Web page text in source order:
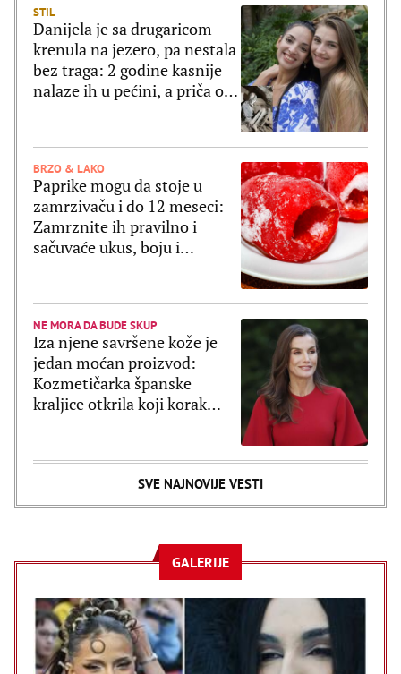
STIL
Danijela je sa drugaricom
krenula na jezero, pa nestala
bez traga: 2 godine kasnije
nalaze ih u pećini, a priča o
BRZO & LAKO
Paprike mogu da stoje u
zamrzivaču i do 12 meseci:
Zamrznite ih pravilno i
sačuvaće ukus, boju i
NE MORA DA BUDE SKUP
Iza njene savršene kože je
jedan moćan proizvod:
Kozmetičarka španske
kraljice otkrila koji korak
SVE NAJNOVIJE VESTI
GALERIJE